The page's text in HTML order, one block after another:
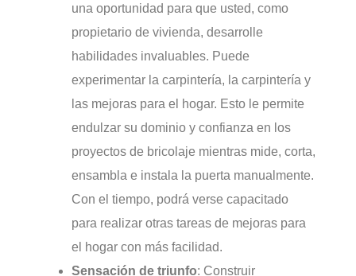
una oportunidad para que usted, como
propietario de vivienda, desarrolle
habilidades invaluables. Puede
experimentar la carpintería, la carpintería y
las mejoras para el hogar. Esto le permite
endulzar su dominio y confianza en los
proyectos de bricolaje mientras mide, corta,
ensambla e instala la puerta manualmente.
Con el tiempo, podrá verse capacitado
para realizar otras tareas de mejoras para
el hogar con más facilidad.
Sensación de triunfo: Construir